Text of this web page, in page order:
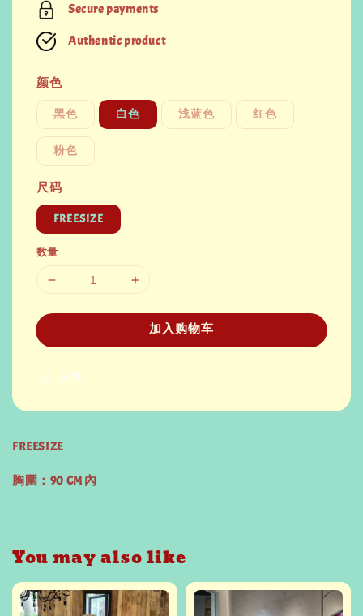
Secure payments
Authentic product
颜色
黑色 白色 浅蓝色 红色
粉色
尺码
FREESIZE
数量
加入购物车
分享
FREESIZE
胸圍：90 CM 內
You may also like